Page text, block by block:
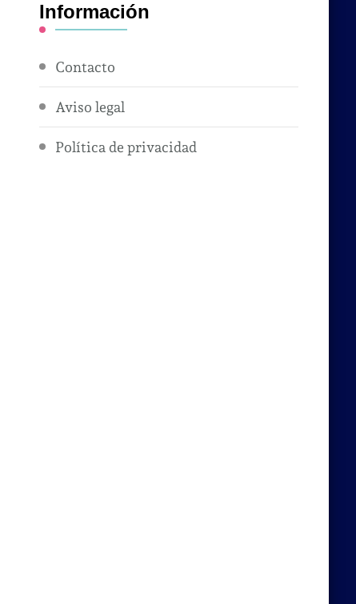
Información
Contacto
Aviso legal
Política de privacidad